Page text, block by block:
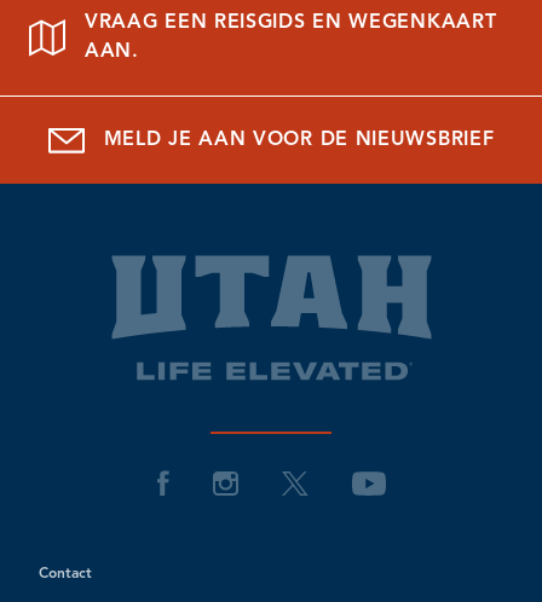
VRAAG EEN REISGIDS EN WEGENKAART
AAN.
MELD JE AAN VOOR DE NIEUWSBRIEF
Contact